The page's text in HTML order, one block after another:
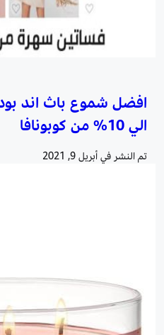
الي 10% من كوبونافا
تم النشر فيأبريل 9, 2021